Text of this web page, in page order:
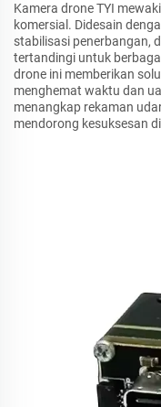
Kamera drone TYI
komersial. Didesain
stabilisasi penerbangan,
tertandingi untuk
drone ini memberikan
menghemat waktu dan
menangkap rekaman
mendorong kesuksesan